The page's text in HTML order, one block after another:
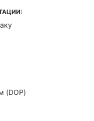
(DOP)